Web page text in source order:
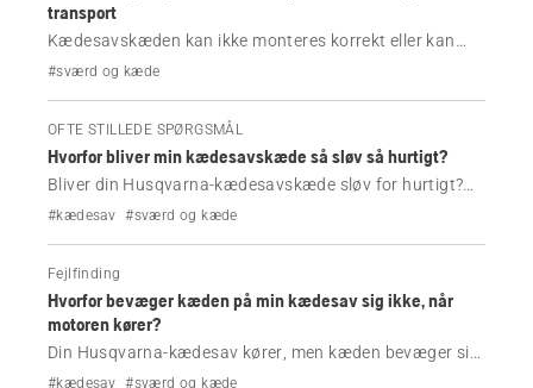
transport
Kædesavskæden kan ikke monteres korrekt eller kan
ikke bevæge sig frit? Lær, hvordan du sikrer korrekt
sværdets skruer.
#sværd og kæde
OFTE STILLEDE SPØRGSMÅL
Hvorfor bliver min kædesavskæde så sløv så hurtigt?
Bliver din Husqvarna-kædesavskæde sløv for hurtigt?
Lær de almindelige årsager som f.eks. snavs, forkert
#kædesav #sværd og kæde
Fejlfinding
Hvorfor bevæger kæden på min kædesav sig ikke, når
motoren kører?
Din Husqvarna-kædesav kører, men kæden bevæger sig
ikke? Lær de mest almindelige årsager som f.eks.
#kædesav #sværd og kæde